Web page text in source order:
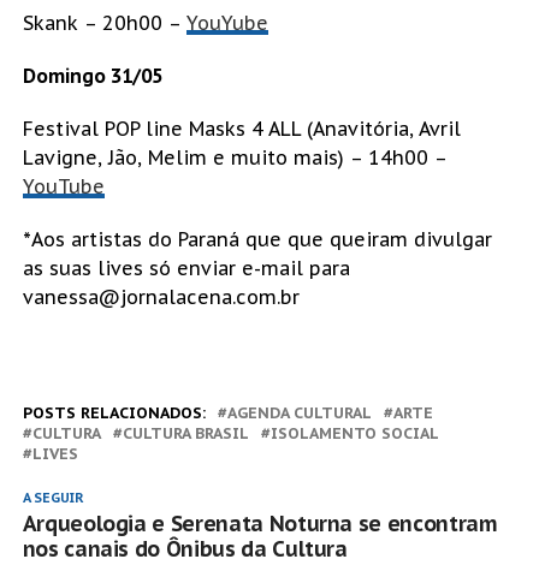
Skank – 20h00 – YouYube
Domingo 31/05
Festival POP line Masks 4 ALL (Anavitória, Avril
Lavigne, Jão, Melim e muito mais) – 14h00 –
YouTube
*Aos artistas do Paraná que que queiram divulgar
as suas lives só enviar e-mail para
vanessa@jornalacena.com.br
POSTS RELACIONADOS: AGENDA CULTURAL
ARTE
CULTURA
CULTURA BRASIL
ISOLAMENTO SOCIAL
LIVES
A SEGUIR
Arqueologia e Serenata Noturna se encontram
nos canais do Ônibus da Cultura